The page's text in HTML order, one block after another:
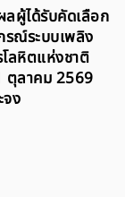
ลผู้ได้รับคัดเลือก
รณ์ระบบเพลิง
โลหิตแห่งชาติ
ตุลาคม 2569
ง